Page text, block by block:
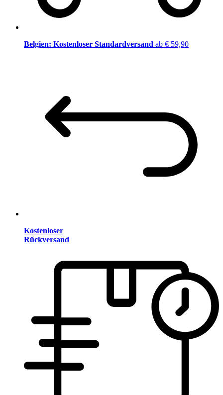
Belgien: Kostenloser Standardversand ab € 59,90
Kostenloser
Rückversand